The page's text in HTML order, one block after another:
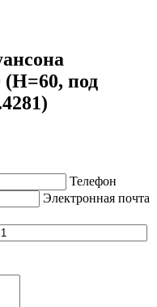
(H=60, под
Телефон
Электронная почта